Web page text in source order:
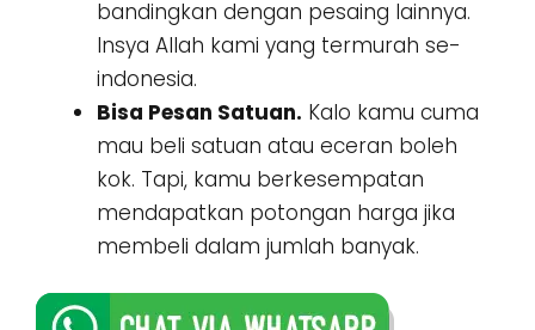
bandingkan dengan pesaing lainnya.
Insya Allah kami yang termurah se-
indonesia.
Bisa Pesan Satuan. Kalo kamu cuma
mau beli satuan atau eceran boleh
kok. Tapi, kamu berkesempatan
mendapatkan potongan harga jika
membeli dalam jumlah banyak.